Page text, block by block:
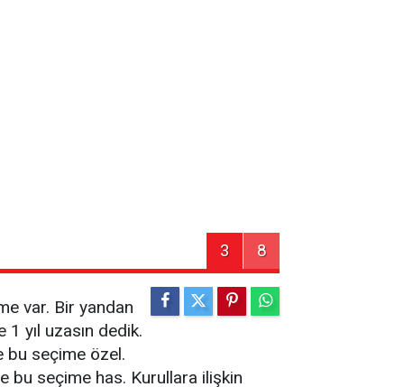
3 8
var. Bir yandan
yıl uzasın dedik.
bu seçime özel.
bu seçime has. Kurullara ilişkin